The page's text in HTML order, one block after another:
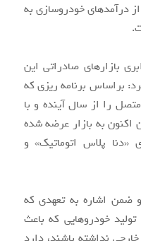
درآمدهای خودروسازی به
به رشد حدودا ۳۰ برابری بازارهای صادراتی این
براساس برنامه ریزی که
را از سال آینده و با
به بازار عرضه شده
«دنا پلاس اتوماتیک» و
ضمن اشاره به تعهدی که
خودروهایی که باعث